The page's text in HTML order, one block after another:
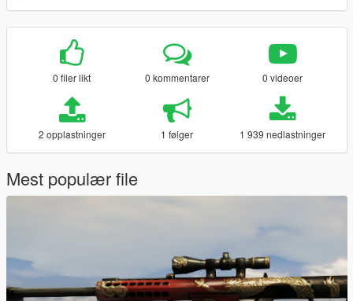
0 filer likt 0 kommentarer 0 videoer
2 opplastninger 1 følger 1 939 nedlastninger
Mest populær file